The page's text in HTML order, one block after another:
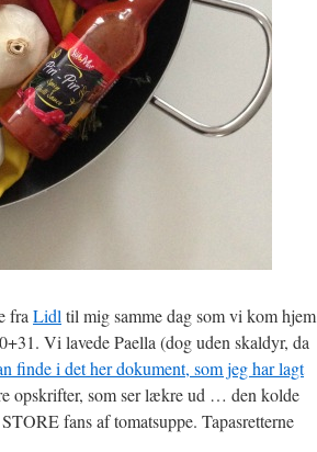
fra Lidl til mig samme dag som vi kom hjem
Vi lavede Paella (dog uden skaldyr, da
finde i det her dokument, som jeg har lagt
opskrifter, som ser lækre ud … den kolde
fans af tomatsuppe. Tapasretterne